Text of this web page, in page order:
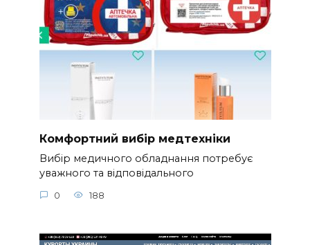
Комфортний вибір медтехніки
Вибір медичного обладнання потребує
уважного та відповідального
0 188